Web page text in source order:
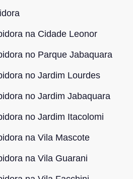
na Cidade Leonor
no Parque Jabaquara
no Jardim Lourdes
no Jardim Jabaquara
no Jardim Itacolomi
na Vila Mascote
na Vila Guarani